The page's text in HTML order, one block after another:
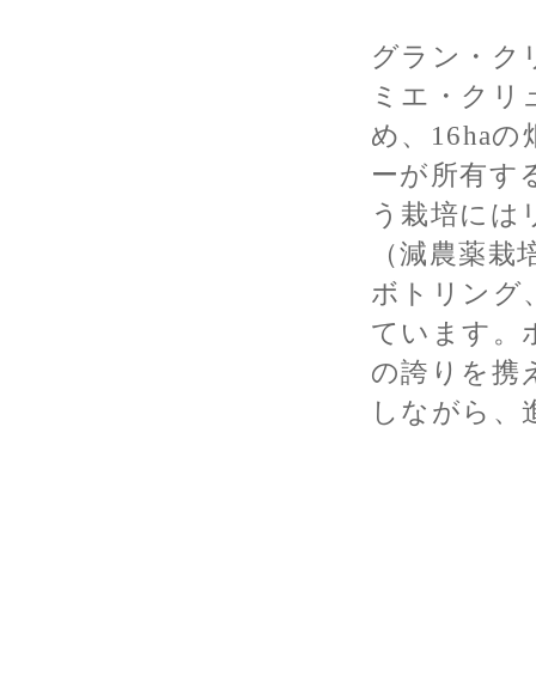
グラン・ク
ミエ・クリ
め、16ha
ーが所有す
う栽培には
（減農薬栽
ボトリング
ています。
の誇りを携
しながら、